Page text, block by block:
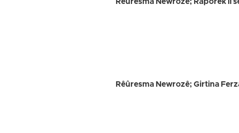
Rêûresma Newrozê; Raporek li
Rêûresma Newrozê; Girtina